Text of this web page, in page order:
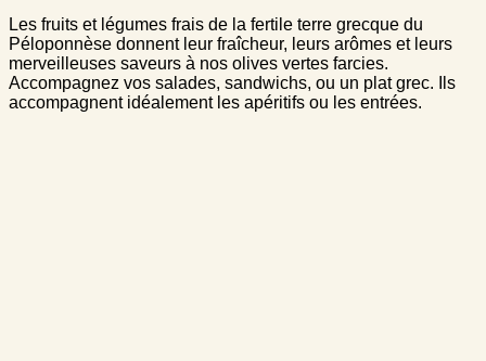
Les fruits et légumes frais de la fertile terre grecque du
Péloponnèse donnent leur fraîcheur, leurs arômes et leurs
merveilleuses saveurs à nos olives vertes farcies.
Accompagnez vos salades, sandwichs, ou un plat grec. Ils
accompagnent idéalement les apéritifs ou les entrées.